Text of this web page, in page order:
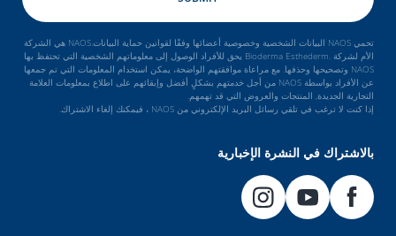
تحمي NAOS البيانات الشخصية وخصوصية أعضائها وفقًا لقوانين حماية البيانات.NAOS هي الشركة
الأم لشركة .Bioderma Esthederm يحق للأفراد الوصول إلى معلوماتهم الشخصية التي تحتفظ بها
NAOS وتصحيحها وحذفها. مع مراعاة موافقتهم الواضحة، يمكن استخدام المعلومات التي تم جمعها
عن الأفراد بواسطة NAOS من أجل خدمتهم بشكلٍ أفضل وإبقائهم على اطلاع بمعلومات العلامة
التجارية الجديدة, المنتجات والعروض التي قد تهمهم.
إذا كنت لا ترغب في تلقي رسائل البريد الإلكتروني من NAOS ، فيمكنك إلغاء الاشتراك.
بالاشتراك في النشرة الإخبارية